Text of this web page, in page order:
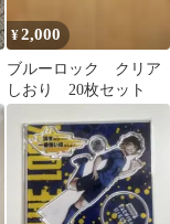
¥2,000
ブルーロック クリア
しおり 20枚セット